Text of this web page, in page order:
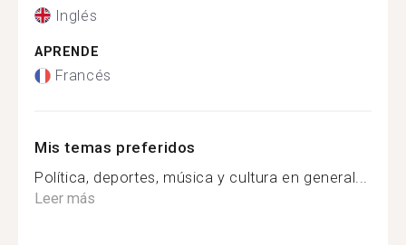
Inglés
APRENDE
Francés
Mis temas preferidos
Política, deportes, música y cultura en general...
Leer más